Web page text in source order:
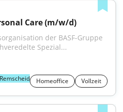
Care (m/w/d)
der BASF-Gruppe
Spezial...
Remscheid Homeoffice Vollzeit